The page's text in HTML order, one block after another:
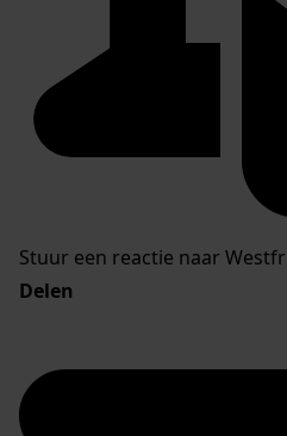
Stuur een reactie naar
Delen